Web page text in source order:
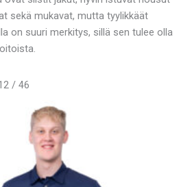
sekä mukavat, mutta tyylikkäät
on suuri merkitys, sillä sen tulee olla
/ 46